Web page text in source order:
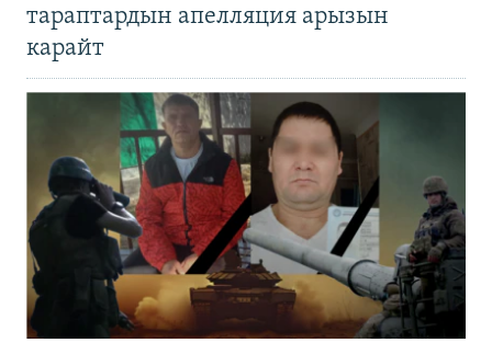
тараптардын апелляция арызын
карайт